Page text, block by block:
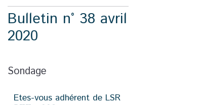
Bulletin n° 38 avril
2020
Sondage
Etes-vous adhérent de LSR